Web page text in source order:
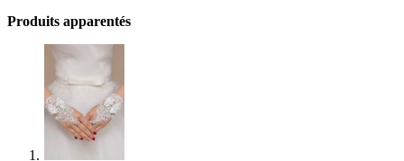
Produits apparentés